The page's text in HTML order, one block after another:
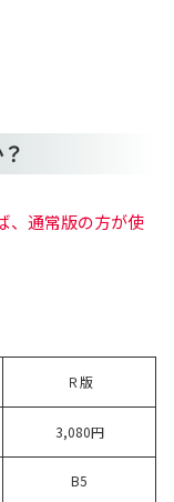
、通常版の方が使
Ｒ版
3,080円
B5